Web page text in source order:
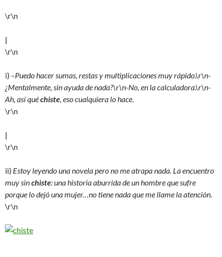
\r\n
|
\r\n
i) –Puedo hacer sumas, restas y multiplicaciones muy rápido.\r\n-
¿Mentalmente, sin ayuda de nada?\r\n-No, en la calculadora.\r\n-
Ah, así quéchiste , eso cualquiera lo hace
\r\n
|
\r\n
ii) Estoy leyendo una novela pero no me atrapa nada. La encuentro
muy sinchiste: una historia aburrida de un hombre que sufre
porque lo dejó una mujer…no tiene nada que me llame la atención
\r\n